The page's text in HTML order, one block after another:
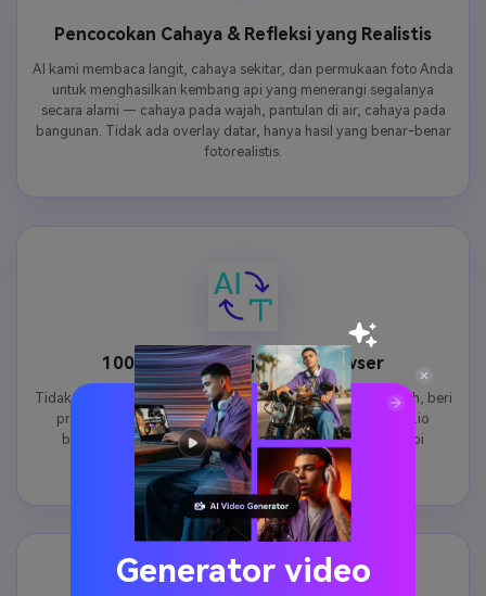
Pencocokan Cahaya & Refleksi yang Realistis
AI kami membaca langit, cahaya sekitar, dan permukaan foto Anda
untuk menghasilkan kembang api yang menerangi segalanya
secara alami — cahaya pada wajah, pantulan di air, cahaya pada
bangunan. Tidak ada overlay datar, hanya hasil yang benar-benar
fotorealistis.
100% Online, Berjalan di Browser
Tidak perlu instal aplikasi. Tidak ada tanda air. Cukup unggah, beri
prompt, dan hasilkan — di ponsel atau desktop. AI Media.io
berjalan dengan aman di cloud untuk output kembang api
berkualitas tinggi dan instan tanpa perlu mendaftar.
Generator video